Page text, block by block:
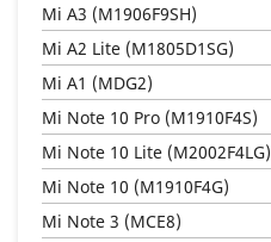
Mi A3 (M1906F9SH)
Mi A2 Lite (M1805D1SG)
Mi A1 (MDG2)
Mi Note 10 Pro (M1910F4S)
Mi Note 10 Lite (M2002F4LG)
Mi Note 10 (M1910F4G)
Mi Note 3 (MCE8)